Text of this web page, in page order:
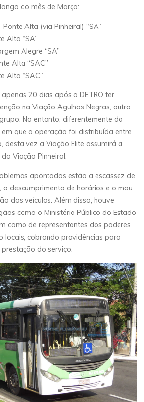
do mês de Março:
Alta (via Pinheiral) “SA”
Alta “SA”
Alegre “SA”
Alta “SAC”
Alta “SAC”
20 dias após o DETRO ter
na Viação Agulhas Negras, outra
No entanto, diferentemente da
que a operação foi distribuída entre
desta vez a Viação Elite assumirá a
Viação Pinheiral.
apontados estão a escassez de
o descumprimento de horários e o mau
dos veículos. Além disso, houve
como o Ministério Público do Estado
como de representantes dos poderes
locais, cobrando providências para
do serviço.